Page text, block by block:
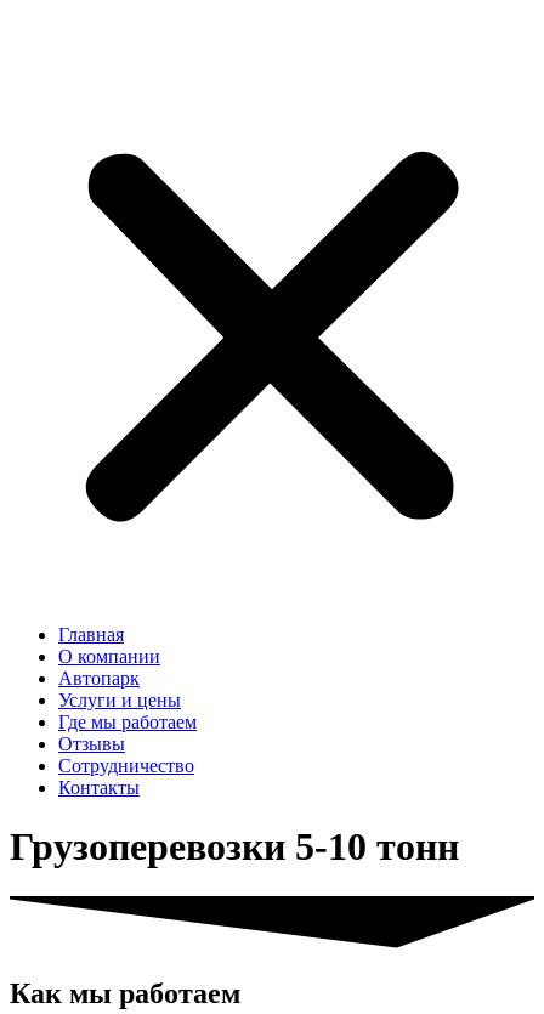
Главная
О компании
Автопарк
Услуги и цены
Где мы работаем
Отзывы
Сотрудничество
Контакты
Грузоперевозки 5-10 тонн
Как мы работаем